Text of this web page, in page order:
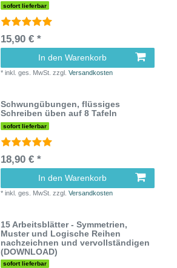
sofort lieferbar
15,90 € *
In den Warenkorb
*inkl. ges. MwSt. zzgl.Versandkosten
Schwungübungen, flüssiges
Schreiben üben auf 8 Tafeln
sofort lieferbar
18,90 € *
In den Warenkorb
*inkl. ges. MwSt. zzgl.Versandkosten
15 Arbeitsblätter - Symmetrien,
Muster und Logische Reihen
nachzeichnen und vervollständigen
(DOWNLOAD)
sofort lieferbar